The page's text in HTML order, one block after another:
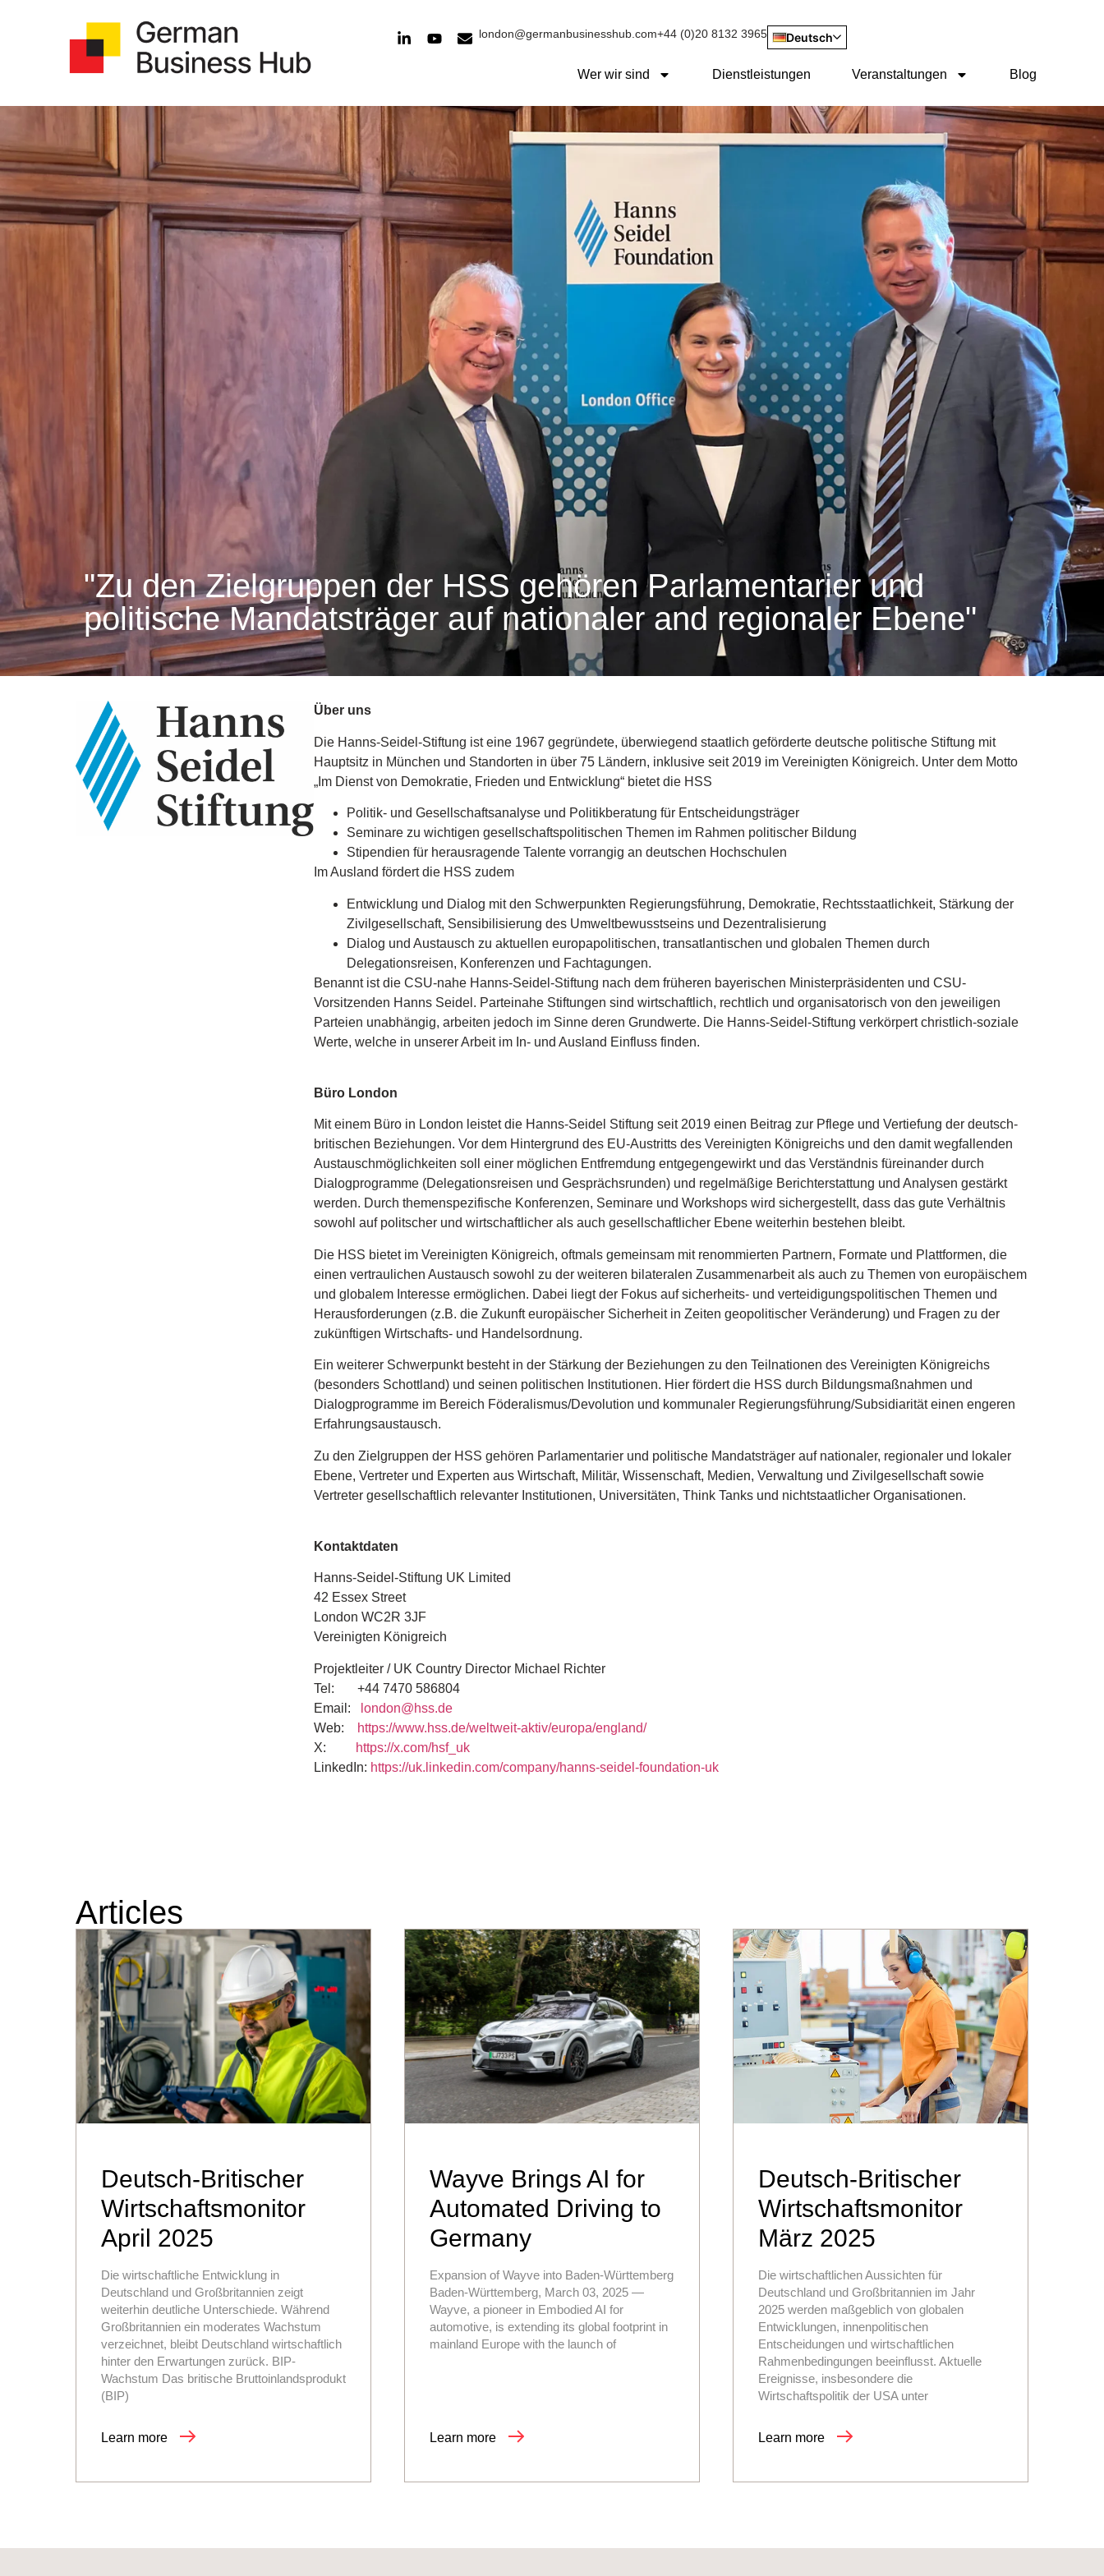
london@germanbusinesshub.com+44 (0)20 8132 3965 Deutsch
Wer wir sind Dienstleistungen Veranstaltungen Blog
"Zu den Zielgruppen der HSS gehören Parlamentarier und
politische Mandatsträger auf nationaler and regionaler Ebene"
Über uns
Die Hanns-Seidel-Stiftung ist eine 1967 gegründete, überwiegend staatlich geförderte deutsche politische Stiftung mit
Hauptsitz in München und Standorten in über 75 Ländern, inklusive seit 2019 im Vereinigten Königreich. Unter dem Motto
„Im Dienst von Demokratie, Frieden und Entwicklung“ bietet die HSS
Politik- und Gesellschaftsanalyse und Politikberatung für Entscheidungsträger
Seminare zu wichtigen gesellschaftspolitischen Themen im Rahmen politischer Bildung
Stipendien für herausragende Talente vorrangig an deutschen Hochschulen
Im Ausland fördert die HSS zudem
Entwicklung und Dialog mit den Schwerpunkten Regierungsführung, Demokratie, Rechtsstaatlichkeit, Stärkung der
Zivilgesellschaft, Sensibilisierung des Umweltbewusstseins und Dezentralisierung
Dialog und Austausch zu aktuellen europapolitischen, transatlantischen und globalen Themen durch
Delegationsreisen, Konferenzen und Fachtagungen.
Benannt ist die CSU-nahe Hanns-Seidel-Stiftung nach dem früheren bayerischen Ministerpräsidenten und CSU-
Vorsitzenden Hanns Seidel. Parteinahe Stiftungen sind wirtschaftlich, rechtlich und organisatorisch von den jeweiligen
Parteien unabhängig, arbeiten jedoch im Sinne deren Grundwerte. Die Hanns-Seidel-Stiftung verkörpert christlich-soziale
Werte, welche in unserer Arbeit im In- und Ausland Einfluss finden.
Büro London
Mit einem Büro in London leistet die Hanns-Seidel Stiftung seit 2019 einen Beitrag zur Pflege und Vertiefung der deutsch-
britischen Beziehungen. Vor dem Hintergrund des EU-Austritts des Vereinigten Königreichs und den damit wegfallenden
Austauschmöglichkeiten soll einer möglichen Entfremdung entgegengewirkt und das Verständnis füreinander durch
Dialogprogramme (Delegationsreisen und Gesprächsrunden) und regelmäßige Berichterstattung und Analysen gestärkt
werden. Durch themenspezifische Konferenzen, Seminare und Workshops wird sichergestellt, dass das gute Verhältnis
sowohl auf politscher und wirtschaftlicher als auch gesellschaftlicher Ebene weiterhin bestehen bleibt.
Die HSS bietet im Vereinigten Königreich, oftmals gemeinsam mit renommierten Partnern, Formate und Plattformen, die
einen vertraulichen Austausch sowohl zu der weiteren bilateralen Zusammenarbeit als auch zu Themen von europäischem
und globalem Interesse ermöglichen. Dabei liegt der Fokus auf sicherheits- und verteidigungspolitischen Themen und
Herausforderungen (z.B. die Zukunft europäischer Sicherheit in Zeiten geopolitischer Veränderung) und Fragen zu der
zukünftigen Wirtschafts- und Handelsordnung.
Ein weiterer Schwerpunkt besteht in der Stärkung der Beziehungen zu den Teilnationen des Vereinigten Königreichs
(besonders Schottland) und seinen politischen Institutionen. Hier fördert die HSS durch Bildungsmaßnahmen und
Dialogprogramme im Bereich Föderalismus/Devolution und kommunaler Regierungsführung/Subsidiarität einen engeren
Erfahrungsaustausch.
Zu den Zielgruppen der HSS gehören Parlamentarier und politische Mandatsträger auf nationaler, regionaler und lokaler
Ebene, Vertreter und Experten aus Wirtschaft, Militär, Wissenschaft, Medien, Verwaltung und Zivilgesellschaft sowie
Vertreter gesellschaftlich relevanter Institutionen, Universitäten, Think Tanks und nichtstaatlicher Organisationen.
Kontaktdaten
Hanns-Seidel-Stiftung UK Limited
42 Essex Street
London WC2R 3JF
Vereinigten Königreich
Projektleiter / UK Country Director Michael Richter
Tel: +44 7470 586804
Email:
london@hss.de
Web:
https://www.hss.de/weltweit-aktiv/europa/england/
X:
https://x.com/hsf_uk
LinkedIn: https://uk.linkedin.com/company/hanns-seidel-foundation-uk
Articles
Deutsch-Britischer
Wirtschaftsmonitor
April 2025
Die wirtschaftliche Entwicklung in
Deutschland und Großbritannien zeigt
weiterhin deutliche Unterschiede. Während
Großbritannien ein moderates Wachstum
verzeichnet, bleibt Deutschland wirtschaftlich
hinter den Erwartungen zurück. BIP-
Wachstum Das britische Bruttoinlandsprodukt
(BIP)
Learn more
Wayve Brings AI for
Automated Driving to
Germany
Expansion of Wayve into Baden-Württemberg
Baden-Württemberg, March 03, 2025 —
Wayve, a pioneer in Embodied AI for
automotive, is extending its global footprint in
mainland Europe with the launch of
Learn more
Deutsch-Britischer
Wirtschaftsmonitor
März 2025
Die wirtschaftlichen Aussichten für
Deutschland und Großbritannien im Jahr
2025 werden maßgeblich von globalen
Entwicklungen, innenpolitischen
Entscheidungen und wirtschaftlichen
Rahmenbedingungen beeinflusst. Aktuelle
Ereignisse, insbesondere die
Wirtschaftspolitik der USA unter
Learn more